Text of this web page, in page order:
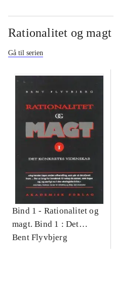
Rationalitet og magt
Gå til serien
Bind 1 - Rationalitet og
magt. Bind 1 : Det
konkretes videnskab
Bent Flyvbjerg